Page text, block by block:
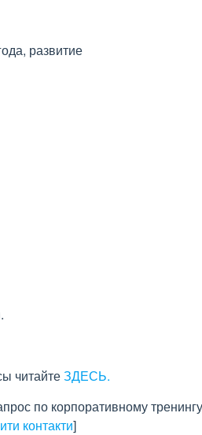
развитие
читайтеЗДЕСЬ.
по корпоративному
контакти]